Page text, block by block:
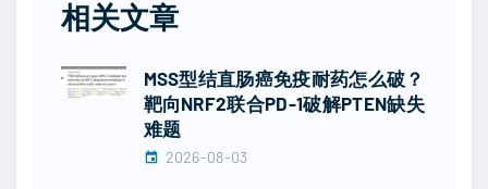
相关文章
MSS型结直肠癌免疫耐药怎么破？
靶向NRF2联合PD-1破解PTEN缺失
难题
2026-08-03